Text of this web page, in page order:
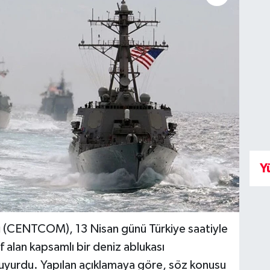
13 Nisan günü Türkiye saatiyle
kapsamlı bir deniz ablukası
Yapılan açıklamaya göre, söz konusu